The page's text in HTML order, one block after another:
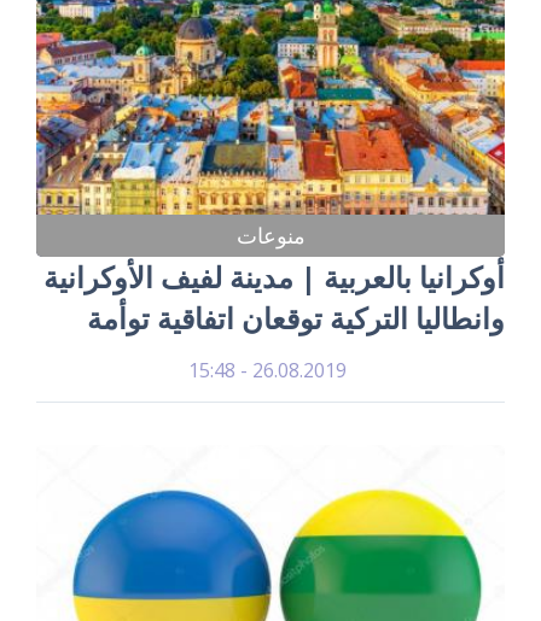
منوعات
أوكرانيا بالعربية | مدينة لفيف الأوكرانية
وانطاليا التركية توقعان اتفاقية توأمة
26.08.2019 - 15:48